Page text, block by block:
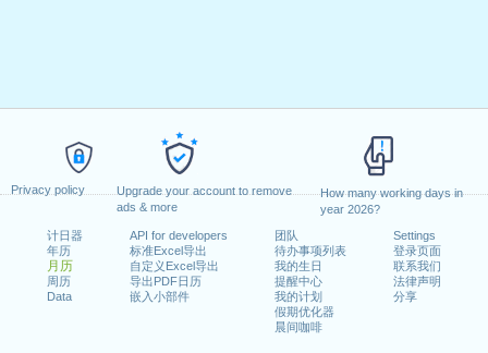
Privacy policy
Upgrade your account to remove
ads & more
How many working days in
year 2026?
计日器
年历
月历
周历
Data
API for developers
标准Excel导出
自定义Excel导出
导出PDF日历
嵌入小部件
团队
待办事项列表
我的生日
提醒中心
我的计划
假期优化器
晨间咖啡
Settings
登录页面
联系我们
法律声明
分享